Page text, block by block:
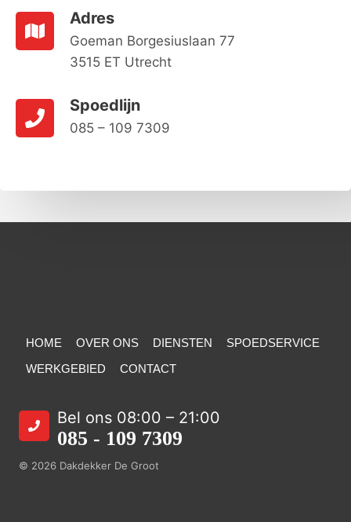
Adres
Goeman Borgesiuslaan 77
3515 ET Utrecht
Spoedlijn
085 – 109 7309
HOME OVER ONS DIENSTEN
SPOEDSERVICE
WERKGEBIED
CONTACT
Bel ons 08:00 – 21:00
085 - 109 7309
© 2026 Dakdekker De Groot